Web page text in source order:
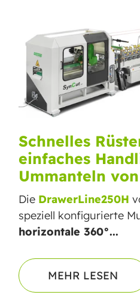
Schnelles
einfaches
Ummanteln
Die DrawerLine250H
speziell konfigurierte
horizontale 360°...
MEHR LESEN